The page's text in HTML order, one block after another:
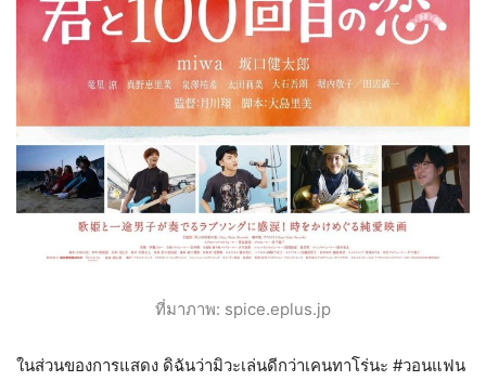
ที่มาภาพ: spice.eplus.jp
ในส่วนของการแสดง ดิฉันว่ามิวะเล่นดีกว่าเคนทาโร่นะ #วอนแฟน